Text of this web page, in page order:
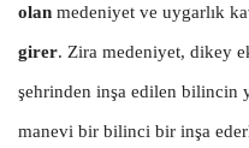
olan medeniyet ve uygarlık
girer. Zira medeniyet, dikey
şehrinden inşa edilen bilincin
manevi bir bilinci bir inşa